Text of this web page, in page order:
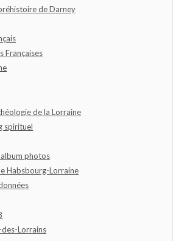
de Darney
Françaises
de la Lorraine
spirituel
photos
Habsbourg-Lorraine
des-Lorrains